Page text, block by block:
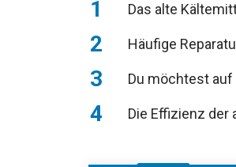
Das alte
Häufige
Du möchtest
Die Effizienz der